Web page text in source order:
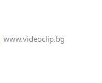
www.videoclip.bg